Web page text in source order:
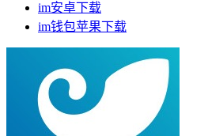
im安卓下载
im钱包苹果下载